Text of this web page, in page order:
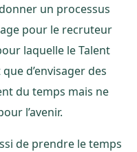
un processus
pour le recruteur
laquelle le Talent
d’envisager des
du temps mais ne
l’avenir.
de prendre le temps